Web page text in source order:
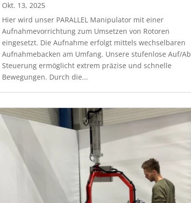
Okt. 13, 2025
Hier wird unser PARALLEL Manipulator mit einer
Aufnahmevorrichtung zum Umsetzen von Rotoren
eingesetzt. Die Aufnahme erfolgt mittels wechselbaren
Aufnahmebacken am Umfang. Unsere stufenlose Auf/Ab
Steuerung ermöglicht extrem präzise und schnelle
Bewegungen. Durch die...